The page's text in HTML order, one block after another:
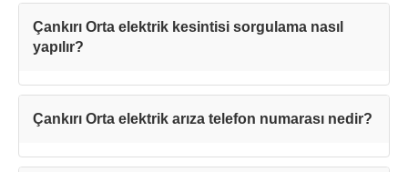
Çankırı Orta elektrik kesintisi sorgulama nasıl
yapılır?
Çankırı Orta elektrik arıza telefon numarası nedir?